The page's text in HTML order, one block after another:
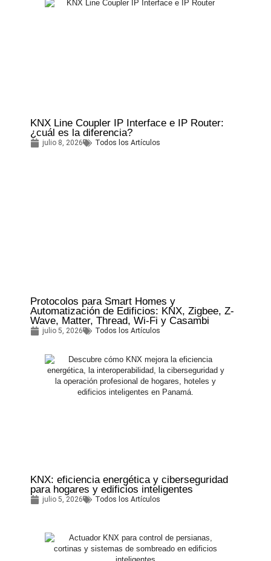
KNX Line Coupler IP Interface e IP Router:
¿cuál es la diferencia?
julio 8, 2026 Todos los Artículos
Protocolos para Smart Homes y
Automatización de Edificios: KNX, Zigbee, Z-
Wave, Matter, Thread, Wi-Fi y Casambi
julio 5, 2026 Todos los Artículos
KNX: eficiencia energética y ciberseguridad
para hogares y edificios inteligentes
julio 5, 2026 Todos los Artículos